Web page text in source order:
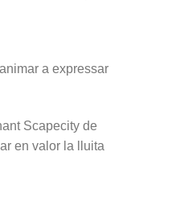
a expressar
Scapecity de
en valor la lluita